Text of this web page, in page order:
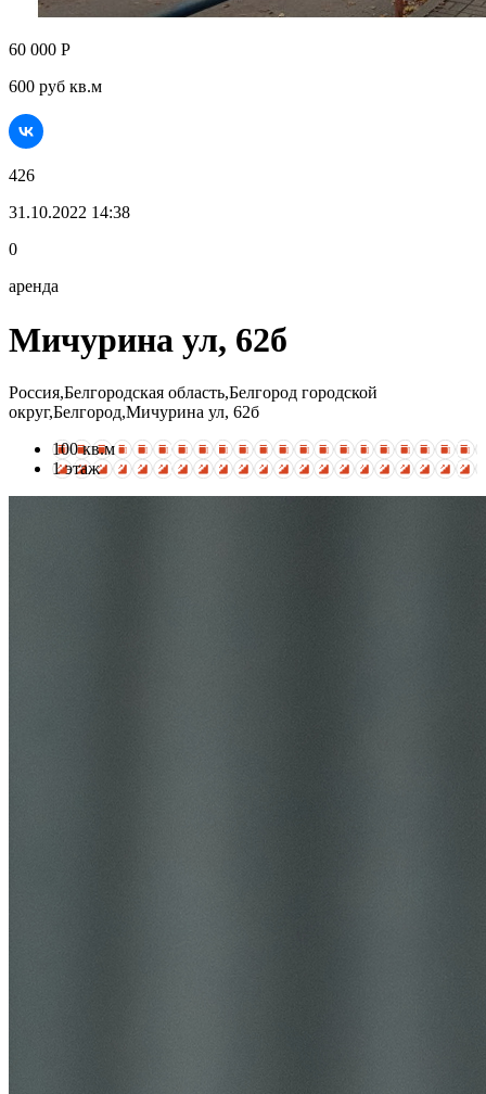
60 000 Р
600 руб кв.м
426
31.10.2022 14:38
0
аренда
Мичурина ул, 62б
Россия,Белгородская область,Белгород городской
округ,Белгород,Мичурина ул, 62б
100 кв.м
1 этаж